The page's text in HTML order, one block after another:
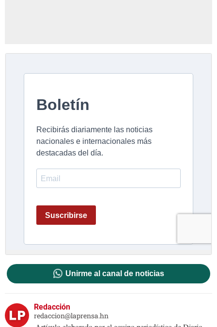
Unirme al canal de noticias
Redacción
redaccion@laprensa.hn